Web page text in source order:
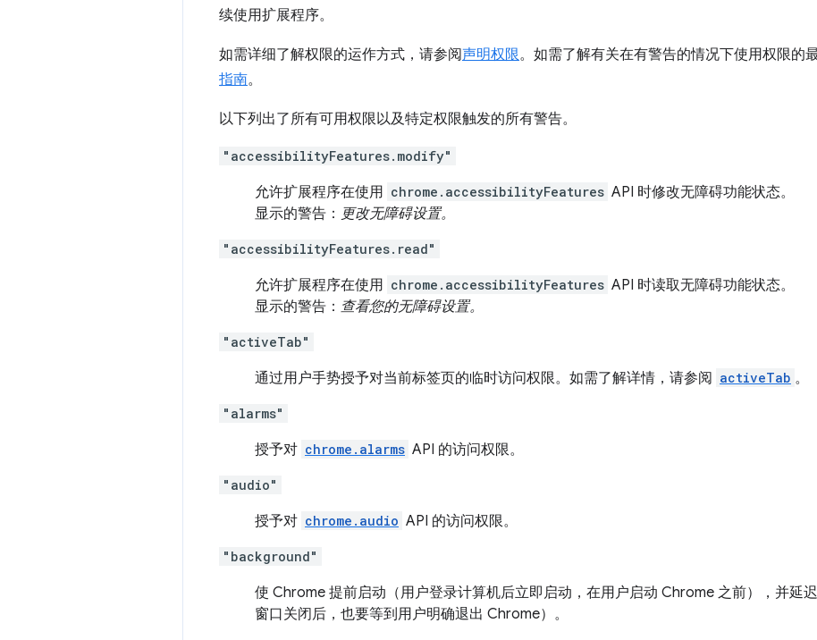
续使用扩展程序。
如需详细了解权限的运作方式，请参阅声明权限。如需了解有关在有警告的情况下使用权限的
指南。
以下列出了所有可用权限以及特定权限触发的所有警告。
"accessibilityFeatures.modify"
允许扩展程序在使用 chrome.accessibilityFeatures API 时修改无障碍功能状态。
显示的警告： 更改无障碍设置。
"accessibilityFeatures.read"
允许扩展程序在使用 chrome.accessibilityFeatures API 时读取无障碍功能状态。
显示的警告： 查看您的无障碍设置。
"activeTab"
通过用户手势授予对当前标签页的临时访问权限。如需了解详情，请参阅 activeTab 。
"alarms"
授予对 chrome.alarms API 的访问权限。
"audio"
授予对 chrome.audio API 的访问权限。
"background"
使 Chrome 提前启动（用户登录计算机后立即启动，在用户启动 Chrome 之前），并延
窗口关闭后，也要等到用户明确退出 Chrome）。